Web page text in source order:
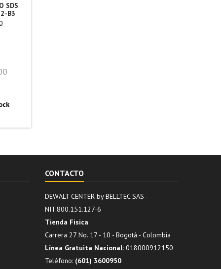
SDS
B3
CONTACTO
DEWALT CENTER by BELLTEC SAS -
NIT.800.151.127-6
Tienda Fisica
Carrera 27 No. 17 - 10 - Bogotá - Colombia
Línea Gratuita Nacional: 018000912150
Teléfono: (601) 3600950